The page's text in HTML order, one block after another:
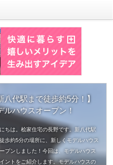
八代駅まで徒歩約5分！】
ルハウスオープン！
ちは。桧家住宅の長野です。新八代駅
歩約5分の場所に、新しくモデルハウス
プンしました！今回は、モデルハウス
ントをご紹介します。モデルハウスの